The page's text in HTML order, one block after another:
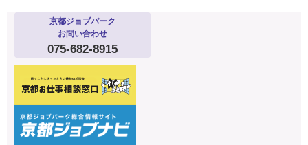
京都ジョブパーク
お問い合わせ
075-682-8915